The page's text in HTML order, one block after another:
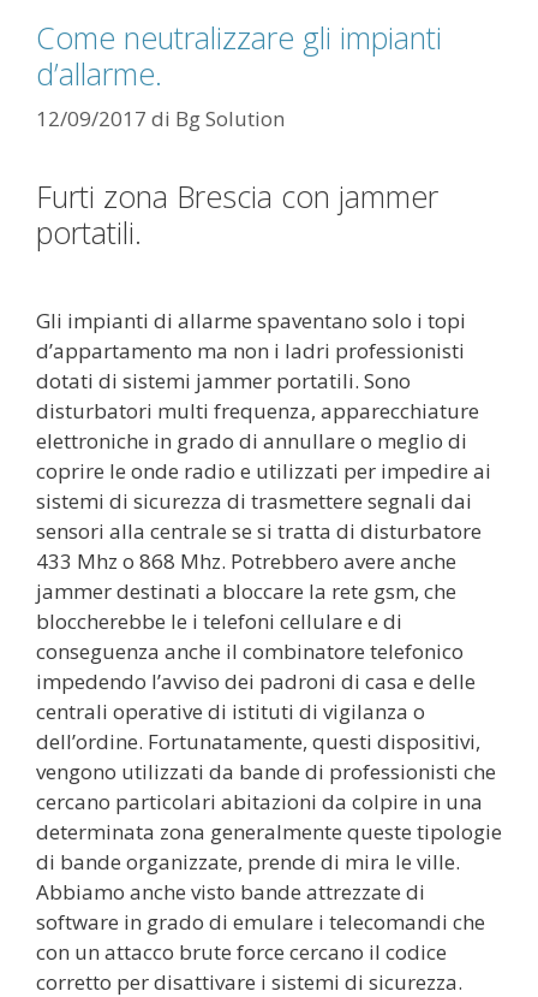
Come neutralizzare gli impianti
d’allarme.
12/09/2017 di Bg Solution
Furti zona Brescia con jammer
portatili.
Gli impianti di allarme spaventano solo i topi
d’appartamento ma non i ladri professionisti
dotati di sistemi jammer portatili. Sono
disturbatori multi frequenza, apparecchiature
elettroniche in grado di annullare o meglio di
coprire le onde radio e utilizzati per impedire ai
sistemi di sicurezza di trasmettere segnali dai
sensori alla centrale se si tratta di disturbatore
433 Mhz o 868 Mhz. Potrebbero avere anche
jammer destinati a bloccare la rete gsm, che
bloccherebbe le i telefoni cellulare e di
conseguenza anche il combinatore telefonico
impedendo l’avviso dei padroni di casa e delle
centrali operative di istituti di vigilanza o
dell’ordine. Fortunatamente, questi dispositivi,
vengono utilizzati da bande di professionisti che
cercano particolari abitazioni da colpire in una
determinata zona generalmente queste tipologie
di bande organizzate, prende di mira le ville.
Abbiamo anche visto bande attrezzate di
software in grado di emulare i telecomandi che
con un attacco brute force cercano il codice
corretto per disattivare i sistemi di sicurezza.